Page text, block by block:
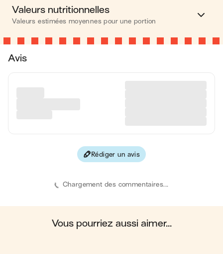
Valeurs nutritionnelles
Valeurs estimées moyennes pour une portion
Calories 601 kcal
Les valeurs sont basées sur une estimation moyenne pour
préoccupations ou des questions concernant votre santé,
en moyenne, une portion de la recette "Gratin de chou-fleur"
glucides ; 23 g de protéines ; 6 g de fibres.
Avis
Rédiger un avis
Chargement des commentaires...
vous pourriez aussi aimer...